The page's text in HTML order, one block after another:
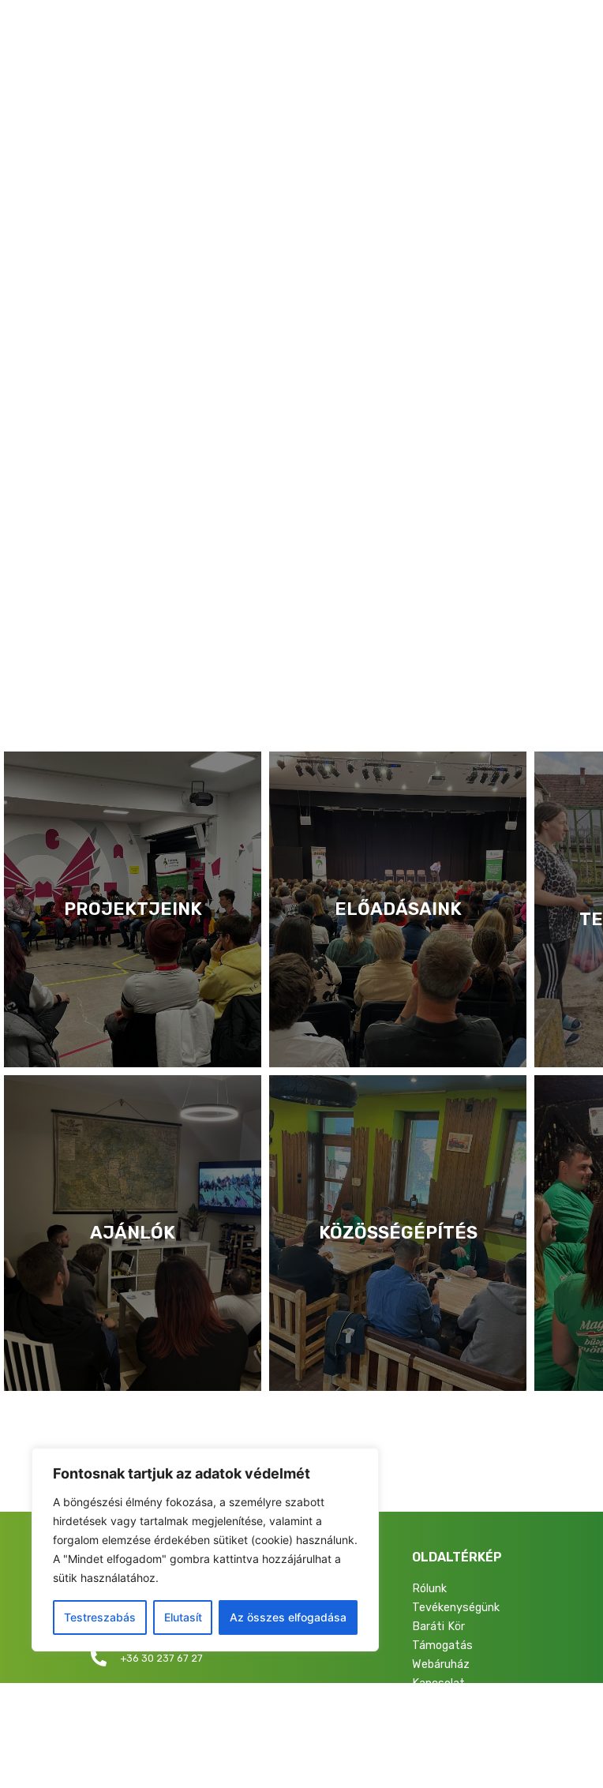
Fontosnak tartjuk az adatok védelmét
A böngészési élmény fokozása, a személyre szabott
hirdetések vagy tartalmak megjelenítése, valamint a
forgalom elemzése érdekében sütiket (cookie) használunk.
A "Mindet elfogadom" gombra kattintva hozzájárulhat a
sütik használatához.
Testreszabás Elutasít Az összes elfogadása
PROJEKTJEINK ELŐADÁSAINK
AJÁNLÓK KÖZÖSSÉGÉPÍTÉS
FIATALOK A NEMZETÉRT ALAPÍTVÁNY
Levelezési cím/iroda: 1053 Budapest, Curia utca 4.
info@fiatalokanemzetert.hu
+36 30 237 67 27
OLDALTÉRKÉP
Rólunk
Tevékenységünk
Baráti Kör
Támogatás
Webáruház
Kapcsolat